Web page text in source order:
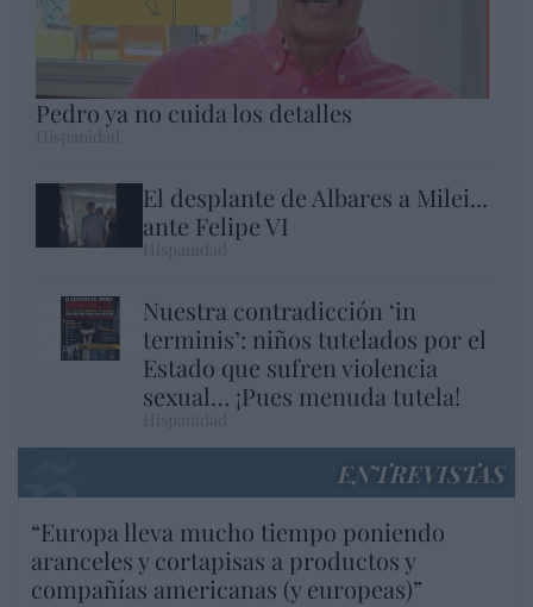
Pedro ya no cuida los detalles
El desplante de Albares a Milei...
ante Felipe VI
Nuestra contradicción ‘in
terminis’: niños tutelados por el
Estado que sufren violencia
sexual… ¡Pues menuda tutela!
ENTREVISTAS
“Europa lleva mucho tiempo poniendo
aranceles y cortapisas a productos y
compañías americanas (y europeas)”